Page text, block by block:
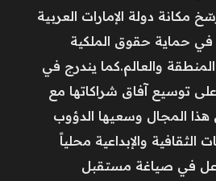
مكانة دولة الإمارات العربية
في حماية حقوق الملكية
والعالم.كما يندرج في
توسيع آفاق شراكاتها مع
هذا المجال وسعيها الدؤوب
الثقافية والإبداعية محلياً
في صياغة مستقبل